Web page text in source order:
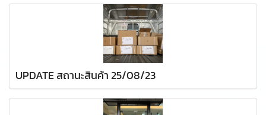
UPDATE สถานะสินค้า 25/08/23